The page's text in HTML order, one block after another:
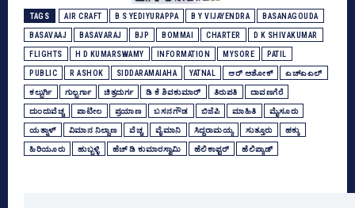
TAGS AIR CRAFT B S YEDIYURAPPA B Y VIJAYENDRA BASANAGOUDA
BASAVAAJ BASAVARAJ BJP BOMMAI CHARTER D K SHIVAKUMAR
FLIGHTS H D KUMARSWAMY INFORMATION MYSORE PATIL
PUBLIC R ASHOK SIDDARAMAIAHA YATNAL ಆರ್‌ ಅಶೋಕ್‌ ಎಚ್‌ಎಎಲ್
ಕಲ್ಬುರ್ಗಿ ಗುಲ್ಬರ್ಗಾ ಚಿತ್ರದುರ್ಗ ಡಿ ಕೆ ಶಿವಕುಮಾರ್ ತಿರುಪತಿ ದಾವಣಗೆರೆ
ದುಂದುವೆಚ್ಚ ಪಾಟೀಲ ಪ್ರಯಾಣ ಬಸನಗೌಡ ಬಿಜೆಪಿ ಮಾಹಿತಿ ಮೈಸೂರು
ಯತ್ನಾಳ್‌ ವಿಮಾನ ನಿಲ್ದಾಣ ವೆಚ್ಚ ವೈಮಾನಿ ಸಿದ್ದರಾಮಯ್ಯ ಸುತ್ತೂರು ಹಕ್ಕು
ಹಿರಿಯೂರು ಹುಬ್ಬಳ್ಳಿ ಹೆಚ್‌ ಡಿ ಕುಮಾರಸ್ವಾಮಿ ಹೆಲಿಕಾಪ್ಟರ್‌ ಹೆಲಿಪ್ಯಾಡ್‌